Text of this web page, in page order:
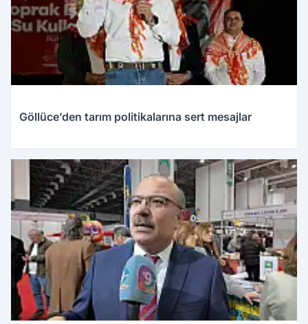
Göllüce’den tarım politikalarına sert mesajlar